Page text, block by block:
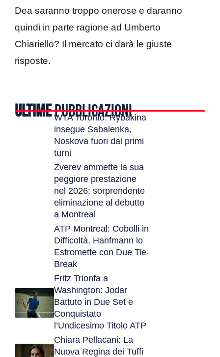
Dea saranno troppo onerose e daranno
quindi in parte ragione ad Umberto
Chiariello? Il mercato ci darà le giuste
risposte.
ULTIMEPUBBLICAZIONI
WTA Toronto: Rybakina
insegue Sabalenka,
Noskova fuori dai primi
turni
Zverev ammette la sua
peggiore prestazione
nel 2026: sorprendente
eliminazione al debutto
a Montreal
ATP Montreal: Cobolli in
Difficoltà, Hanfmann lo
Estromette con Due Tie-
Break
Fritz Trionfa a
Washington: Jodar
Battuto in Due Set e
Conquistato
l’Undicesimo Titolo ATP
Chiara Pellacani: La
Nuova Regina dei Tuffi